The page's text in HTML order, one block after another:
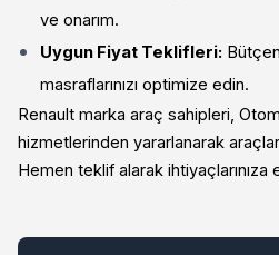
ve onarım.
Uygun Fiyat Teklifleri:
masraflarınızı optimize edin.
Renault marka araç sahipleri,
hizmetlerinden yararlanarak
Hemen teklif alarak